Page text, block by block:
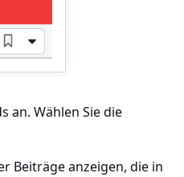
an. Wählen Sie die
Beiträge anzeigen, die in